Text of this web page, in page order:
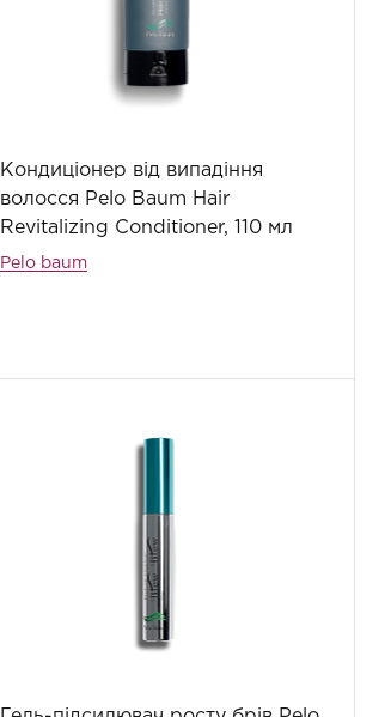
Кондиціонер від випадіння
волосся Pelo Baum Hair
Revitalizing Conditioner, 110 мл
Pelo baum